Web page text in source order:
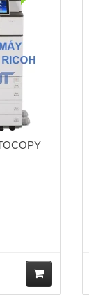
hiện đại
1000.000
Mức: